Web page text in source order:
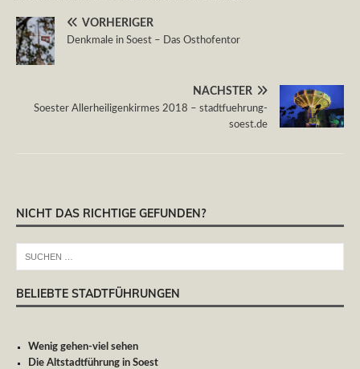
VORHERIGER
Denkmale in Soest – Das Osthofentor
NÄCHSTER
Soester Allerheiligenkirmes 2018 – stadtfuehrung-
soest.de
NICHT DAS RICHTIGE GEFUNDEN?
BELIEBTE STADTFÜHRUNGEN
Wenig gehen-viel sehen
Die Altstadtführung in Soest